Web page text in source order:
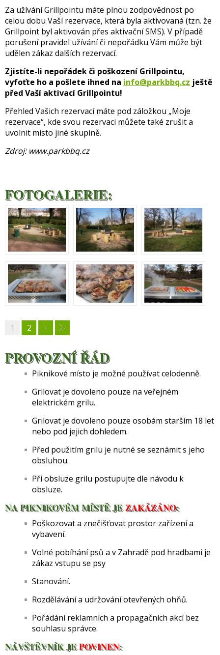
Za užívání Grillpointu máte plnou zodpovědnost po
celou dobu Vaší rezervace, která byla aktivovaná (tzn. že
Grillpoint byl aktivován přes aktivační SMS). V případě
porušení pravidel užívání či nepořádku Vám může být
udělen zákaz dalších rezervací.
Zjistíte-li nepořádek či poškození Grillpointu,
vyfoťte ho a pošlete ihned na info@parkbbq.cz ještě
před Vaší aktivací Grillpointu!
Přehled Vašich rezervací máte pod záložkou „Moje
rezervace“, kde svou rezervaci můžete také zrušit a
uvolnit místo jiné skupině.
Zdroj: www.parkbbq.cz
FOTOGALERIE:
1 2
PROVOZNÍ ŘÁD
Piknikové místo je možné používat celodenně.
Grilovat je dovoleno pouze na veřejném
elektrickém grilu.
Grilovat je dovoleno pouze osobám starším 18 let
nebo pod jejich dohledem.
Před použitím grilu je nutné se seznámit s jeho
obsluhou.
Při obsluze grilu postupujte dle návodu k
obsluze.
NA PIKNIKOVÉM MÍSTĚ JEZAKÁZÁNO:
Poškozovat a znečišťovat prostor zařízení a
vybavení.
Volné pobíhání psů a v Zahradě pod hradbami je
zákaz vstupu se psy
Stanování.
Rozdělávání a udržování otevřených ohňů.
Pořádání reklamních a propagačních akcí bez
souhlasu správce.
NÁVŠTĚVNÍK JEPOVINEN: